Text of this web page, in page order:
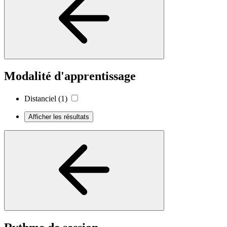
Modalité d'apprentissage
Distanciel (1)
Afficher les résultats